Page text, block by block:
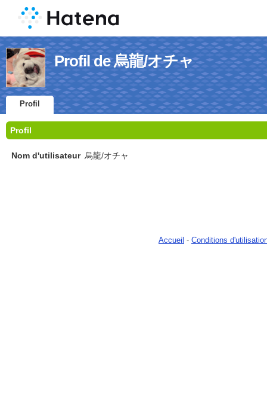
Profil de 烏龍/オチャ
Profil
Profil
Nom d'utilisateur 烏龍/オチャ
Accueil - Conditions